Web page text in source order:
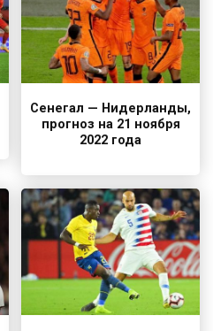
Сенегал — Нидерланды,
прогноз на 21 ноября
2022 года